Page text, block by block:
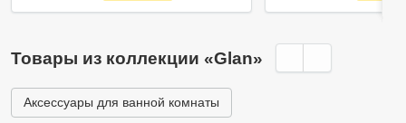
т
а
и
ч
и
Товары из коллекции «Glan»
Аксессуары для ванной комнаты